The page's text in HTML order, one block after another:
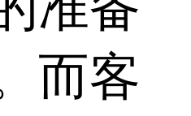
而客